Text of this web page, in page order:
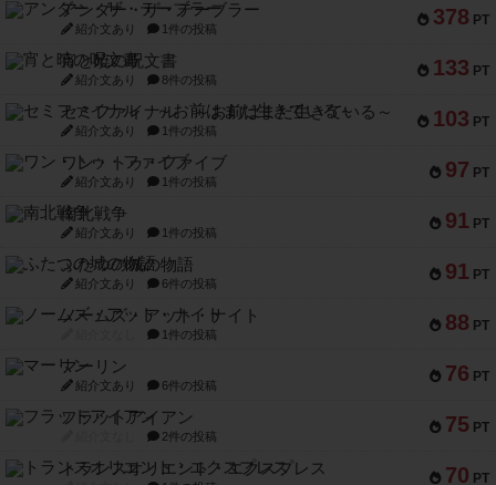
378 PT
アンダー・ザ・テーブラー
紹介文あり 1件の投稿
133 PT
宵と暁の呪文書
紹介文あり 8件の投稿
103 PT
セミファイナル ～お前はまだ生きている～
紹介文あり 1件の投稿
97 PT
ワン・トゥ・ファイブ
紹介文あり 1件の投稿
91 PT
南北戦争
紹介文あり 1件の投稿
91 PT
ふたつの城の物語
紹介文あり 6件の投稿
88 PT
ノームズ・アット・ナイト
1件の投稿
76 PT
マーリン
紹介文あり 6件の投稿
75 PT
フラットアイアン
2件の投稿
70 PT
トランスオリエント・エクスプレス